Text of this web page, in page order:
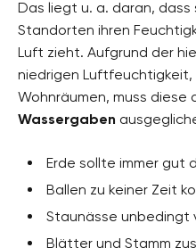
Das liegt u. a. daran, dass
Standorten ihren
Luft zieht. Aufgrund der
niedrigen Luftfeuchtigkeit,
Wohnräumen, muss diese
Wassergaben
Erde sollte immer gut
Ballen zu keiner Zeit
Staunässe unbedingt
Blätter und Stamm